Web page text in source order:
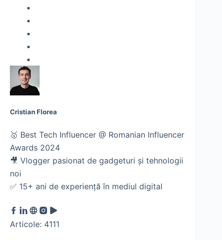
Cristian Florea
🥇 Best Tech Influencer @ Romanian Influencer
Awards 2024
🎥 Vlogger pasionat de gadgeturi și tehnologii
noi
✅ 15+ ani de experiență în mediul digital
Articole: 4111